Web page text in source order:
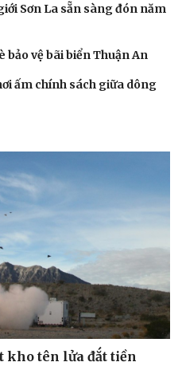
Sơn La sẵn sàng đón năm
bảo vệ bãi biển Thuận An
ấm chính sách giữa dông
kho tên lửa đắt tiền